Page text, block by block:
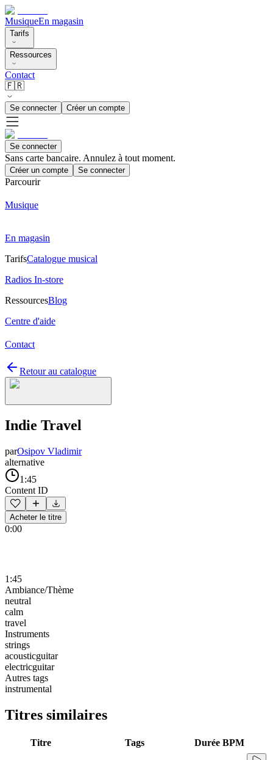
MusiqueEn magasin
Tarifs
Ressources
Contact
🇫🇷
Se connecter Créer un compte
Se connecter
Sans carte bancaire. Annulez à tout moment.
Créer un compte Se connecter
Parcourir
Musique
En magasin
TarifsCatalogue musical
Radios In-store
RessourcesBlog
Centre d'aide
Contact
Retour au catalogue
Indie Travel
parOsipov Vladimir
alternative
1:45
Content ID
Acheter le titre
0:00
1:45
Ambiance/Thème
neutral
calm
travel
Instruments
strings
acousticguitar
electricguitar
Autres tags
instrumental
Titres similaires
Titre Tags Durée BPM